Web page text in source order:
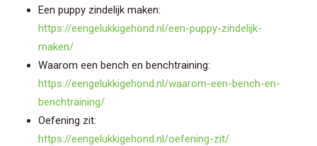
Een puppy zindelijk maken:
https://eengelukkigehond.nl/een-puppy-zindelijk-
maken/
Waarom een bench en benchtraining:
https://eengelukkigehond.nl/waarom-een-bench-en-
benchtraining/
Oefening zit:
https://eengelukkigehond.nl/oefening-zit/